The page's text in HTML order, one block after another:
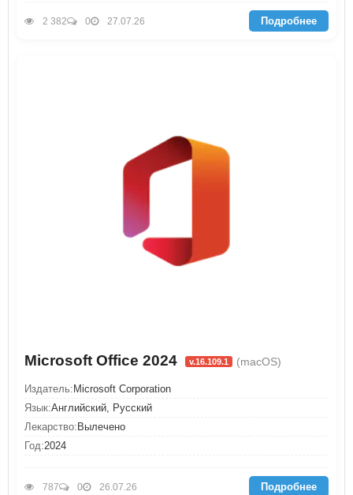
2 382 0 27.07.26 Подробнее
Microsoft Office 2024 v.16.109.1 (macOS)
Издатель: Microsoft Corporation
Язык:Английский, Русский
Лекарство: Вылечено
Год:2024
787 0 26.07.26 Подробнее